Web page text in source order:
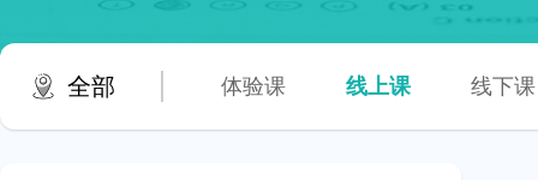
全部 体验课 线上课 线下课